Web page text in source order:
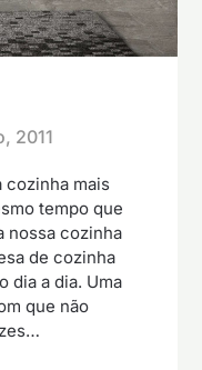
2011
cozinha mais
tempo que
nossa cozinha
de cozinha
dia a dia. Uma
que não